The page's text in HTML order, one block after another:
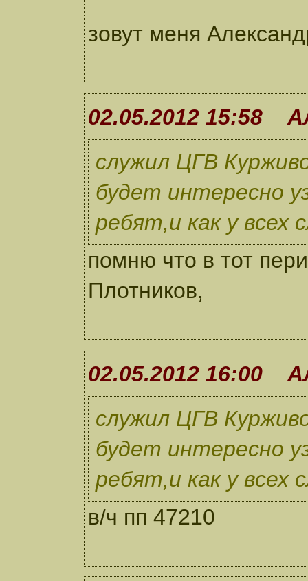
зовут меня
02.05.2012 15:58
служил ЦГВ
будет интересно
ребят,и как у всех
помню что в тот
Плотников,
02.05.2012 16:00
служил ЦГВ
будет интересно
ребят,и как у всех
в/ч пп 47210